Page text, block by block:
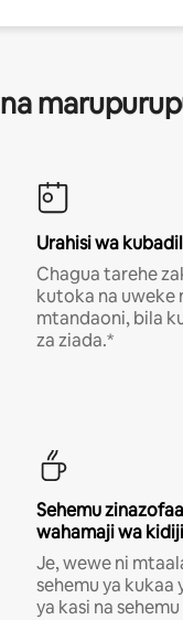
Urahisi wa
Chagua tarehe
kutoka na uweke
mtandaoni, bila
za ziada.*
Sehemu
wahamaji wa
Je, wewe ni
sehemu ya kukaa
ya kasi na